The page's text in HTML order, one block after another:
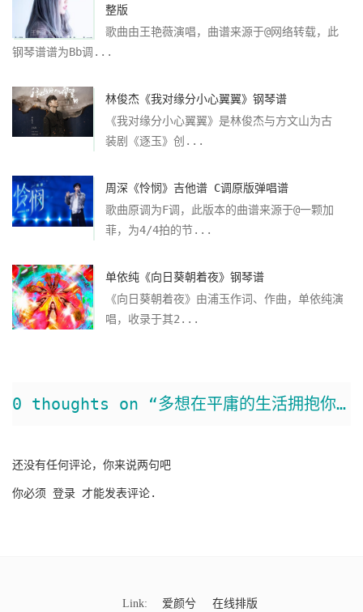
整版
歌曲由王艳薇演唱，曲谱来源于@网络转载，此
钢琴谱谱为Bb调...
林俊杰《我对缘分小心翼翼》钢琴谱
《我对缘分小心翼翼》是林俊杰与方文山为古
装剧《逐玉》创...
周深《怜悯》吉他谱 C调原版弹唱谱
歌曲原调为F调，此版本的曲谱来源于@一颗加
菲，为4/4拍的节...
单依纯《向日葵朝着夜》钢琴谱
《向日葵朝着夜》由浦玉作词、作曲，单依纯演
唱，收录于其2...
0 thoughts on “多想在平庸的生活拥抱你钢琴谱”
还没有任何评论，你来说两句吧
你必须 登录 才能发表评论.
Link: 爱颜兮 在线排版